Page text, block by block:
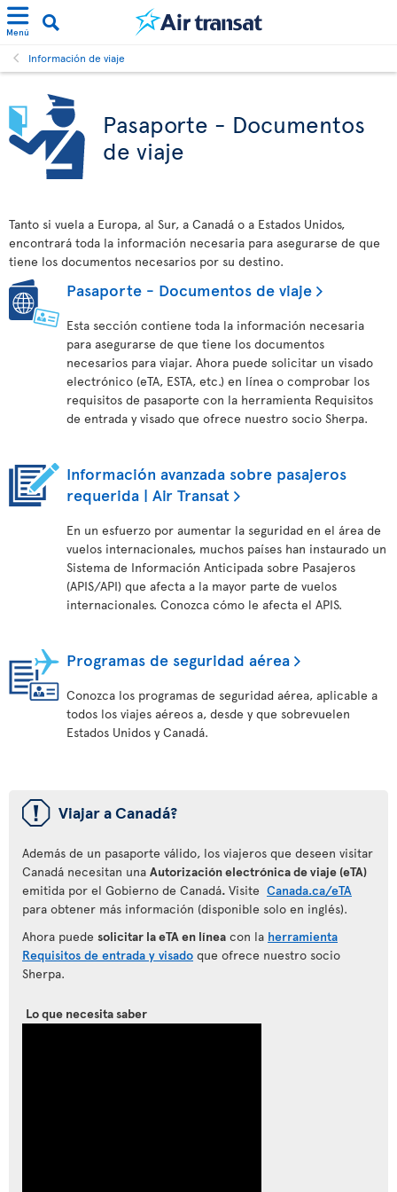
Menú
Información de viaje
Pasaporte - Documentos
de viaje
Tanto si vuela a Europa, al Sur, a Canadá o a Estados Unidos,
encontrará toda la información necesaria para asegurarse de que
tiene los documentos necesarios por su destino.
Pasaporte - Documentos de viaje
Esta sección contiene toda la información necesaria
para asegurarse de que tiene los documentos
necesarios para viajar. Ahora puede solicitar un visado
electrónico (eTA, ESTA, etc.) en línea o comprobar los
requisitos de pasaporte con la herramienta Requisitos
de entrada y visado que ofrece nuestro socio Sherpa.
Información avanzada sobre pasajeros
requerida | Air Transat
En un esfuerzo por aumentar la seguridad en el área de
vuelos internacionales, muchos países han instaurado un
Sistema de Información Anticipada sobre Pasajeros
(APIS/API) que afecta a la mayor parte de vuelos
internacionales. Conozca cómo le afecta el APIS.
Programas de seguridad aérea
Conozca los programas de seguridad aérea, aplicable a
todos los viajes aéreos a, desde y que sobrevuelen
Estados Unidos y Canadá.
ü Viajar a Canadá?
Además de un pasaporte válido, los viajeros que deseen visitar
Canadá necesitan una Autorización electrónica de viaje (eTA)
emitida por el Gobierno de Canadá. Visite Canada.ca/eTA
para obtener más información (disponible solo en inglés).
Ahora puede solicitar la eTA en línea con la herramienta
Requisitos de entrada y visado que ofrece nuestro socio
Sherpa.
Lo que necesita saber